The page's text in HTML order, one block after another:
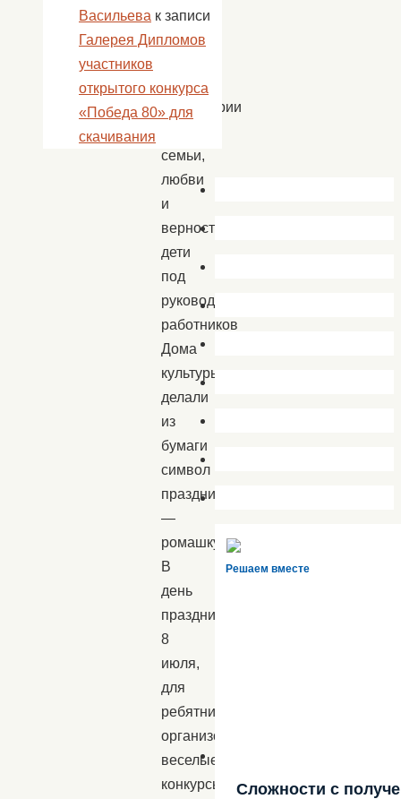
клубе
села
в
преддверии
семьи,
любви
и
верности
дети
под
руководством
работников
Дома
культуры
делали
из
бумаги
символ
праздника
—
ромашку.
В
день
праздника,
8
июля,
для
ребятни
организовали
веселые
конкурсы
Васильева к записи
Галерея Дипломов
участников
открытого конкурса
«Победа 80» для
скачивания
Решаем вместе
Сложности с